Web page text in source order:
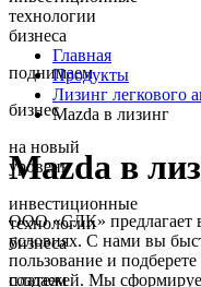
технологии
бизнеса
поднимаем
бизнес
на новый
уровень
инвестиционные
технологии
бизнеса
создаем
Главная
Продукты
Лизинг легкового
Mazda в лизинг
Mazda в
ООО «СЛК» предлагает
условиях. С нами вы
пользование и
платежей. Мы